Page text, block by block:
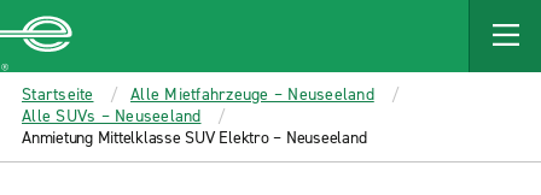
MAIN
CONTENT
Enterprise
Startseite
Alle Mietfahrzeuge – Neuseeland
Alle SUVs – Neuseeland
Anmietung Mittelklasse SUV Elektro – Neuseeland